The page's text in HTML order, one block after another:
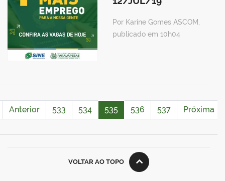
Por Karine Gomes ASCOM,
publicado em 10h04
Anterior 533 534 535 536 537 Próxima
VOLTAR AO TOPO